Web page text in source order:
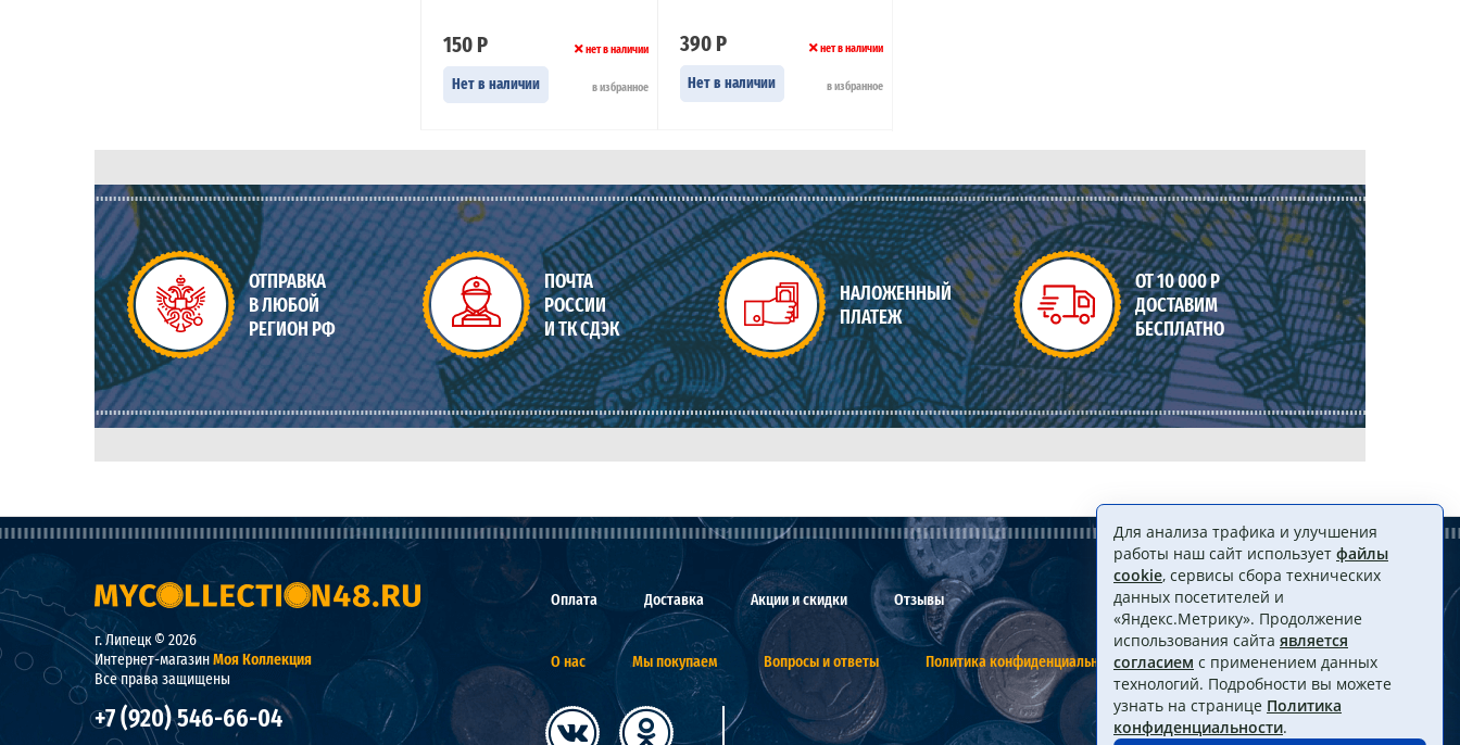
150 Р нет в наличии
Нет в наличии в избранное
390 Р нет в наличии
Нет в наличии в избранное
ОТПРАВКА
В ЛЮБОЙ
РЕГИОН РФ
ПОЧТА
РОССИИ
И ТК СДЭК
НАЛОЖЕННЫЙ
ПЛАТЕЖ
ОТ 10 000 Р
ДОСТАВИМ
БЕСПЛАТНО
г. Липецк © 2026
Интернет-магазинМоя Коллекция
Все права защищены
+7 (920) 546-66-04
Оплата Доставка Акции и скидки Отзывы
О нас Мы покупаем Вопросы и ответы Политика конфиденциальности Договор оферты
Для анализа трафика и улучшения
работы наш сайт использует файлы
cookie, сервисы сбора технических
данных посетителей и
«Яндекс.Метрику». Продолжение
использования сайта является
согласием с применением данных
технологий. Подробности вы можете
узнать на странице Политика
конфиденциальности.